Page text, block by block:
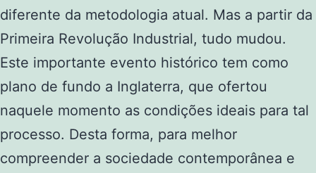
diferente da metodologia atual. Mas a partir da
Primeira Revolução Industrial, tudo mudou.
Este importante evento histórico tem como
plano de fundo a Inglaterra, que ofertou
naquele momento as condições ideais para tal
processo. Desta forma, para melhor
compreender a sociedade contemporânea e